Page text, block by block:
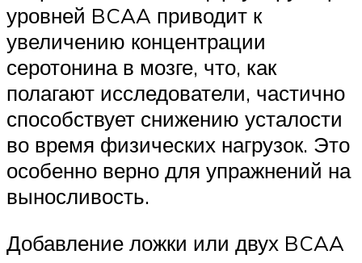
уровней BCAA приводит к
увеличению концентрации
серотонина в мозге, что, как
полагают исследователи, частично
способствует снижению усталости
во время физических нагрузок. Это
особенно верно для упражнений на
выносливость.
Добавление ложки или двух BCAA